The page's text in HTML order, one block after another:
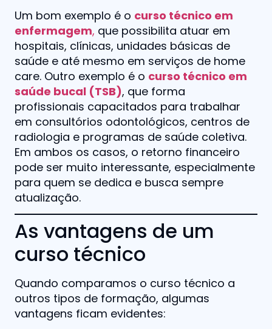
Um bom exemplo é o curso técnico em
enfermagem, que possibilita atuar em
hospitais, clínicas, unidades básicas de
saúde e até mesmo em serviços de home
care. Outro exemplo é o curso técnico em
saúde bucal (TSB), que forma
profissionais capacitados para trabalhar
em consultórios odontológicos, centros de
radiologia e programas de saúde coletiva.
Em ambos os casos, o retorno financeiro
pode ser muito interessante, especialmente
para quem se dedica e busca sempre
atualização.
As vantagens de um
curso técnico
Quando comparamos o curso técnico a
outros tipos de formação, algumas
vantagens ficam evidentes: